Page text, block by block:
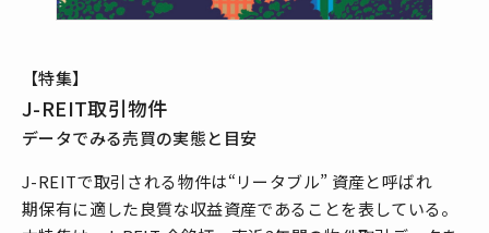
【特集】
J-REIT取引物件
データでみる売買の実態と目安
J-REITで取引される物件は“リータブル” 資産と呼ばれ
期保有に適した良質な収益資産であることを表している。